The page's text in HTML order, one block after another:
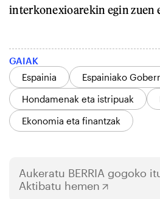
interkonexioarekin egin zuen
GAIAK
Espainia
Espainiako
Hondamenak eta istripuak
Ekonomia eta finantzak
Aukeratu BERRIA gogoko
Aktibatu hemen